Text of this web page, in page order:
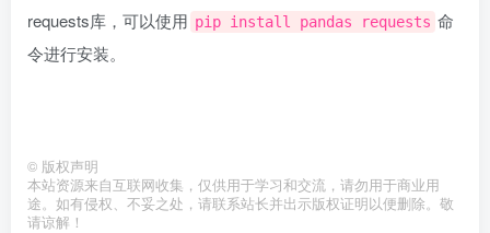
requests库，可以使用 pip install pandas requests 命
令进行安装。
© 版权声明
本站资源来自互联网收集，仅供用于学习和交流，请勿用于商业用
途。如有侵权、不妥之处，请联系站长并出示版权证明以便删除。敬
请谅解！